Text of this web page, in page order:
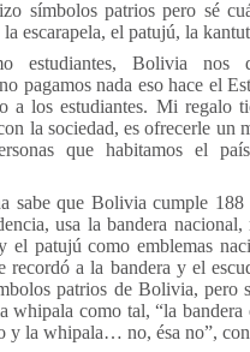
símbolos patrios pero sé
la escarapela, el patujú, la
estudiantes, Bolivia nos
pagamos nada eso hace el
a los estudiantes. Mi regalo
la sociedad, es ofrecerle un
que habitamos el
sabe que Bolivia cumple 188
usa la bandera nacional,
el patujú como emblemas
recordó a la bandera y el
patrios de Bolivia, pero
whipala como tal, “la bandera
y la whipala… no, ésa no”,